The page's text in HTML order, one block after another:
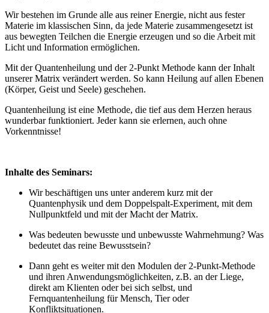
Wir bestehen im Grunde alle aus reiner Energie, nicht aus fester
Materie im klassischen Sinn, da jede Materie zusammengesetzt ist
aus bewegten Teilchen die Energie erzeugen und so die Arbeit mit
Licht und Information ermöglichen.
Mit der Quantenheilung und der 2-Punkt Methode kann der Inhalt
unserer Matrix verändert werden. So kann Heilung auf allen Ebenen
(Körper, Geist und Seele) geschehen.
Quantenheilung ist eine Methode, die tief aus dem Herzen heraus
wunderbar funktioniert. Jeder kann sie erlernen, auch ohne
Vorkenntnisse!
Inhalte des Seminars:
Wir beschäftigen uns unter anderem kurz mit der
Quantenphysik und dem Doppelspalt-Experiment, mit dem
Nullpunktfeld und mit der Macht der Matrix.
Was bedeuten bewusste und unbewusste Wahrnehmung? Was
bedeutet das reine Bewusstsein?
Dann geht es weiter mit den Modulen der 2-Punkt-Methode
und ihren Anwendungsmöglichkeiten, z.B. an der Liege,
direkt am Klienten oder bei sich selbst, und
Fernquantenheilung für Mensch, Tier oder
Konfliktsituationen.